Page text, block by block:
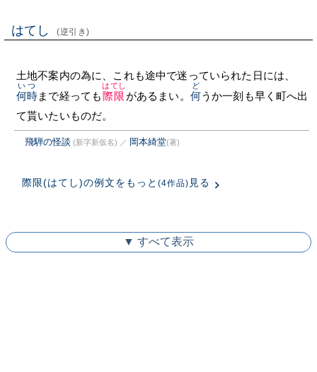
はてし (逆引き)
土地不案内の為に、これも途中で迷っていられた日には、
何時
いつ
まで経っても際限
はてし
があるまい。 何
ど
うか一刻も早く町へ出
て貰いたいものだ。
飛騨の怪談 (新字新仮名) ／ 岡本綺堂(著)
際限(はてし)の例文をもっと (4作品) 見る
▼ すべて表示